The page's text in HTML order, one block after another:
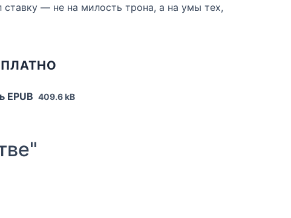
— не на милость трона, а на умы тех,
EPUB 409.6 kB